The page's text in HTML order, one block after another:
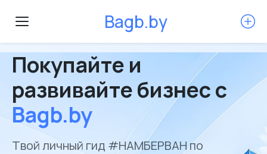
Bagb.by
Покупайте и
развивайте бизнес с
Bagb.by
Твой личный гид #НАМБЕРВАН по